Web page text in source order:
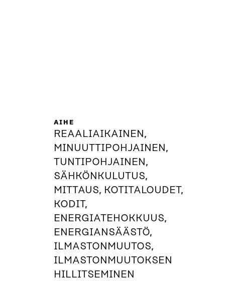
AIHE
REAALIAIKAINEN,
MINUUTTIPOHJAINEN,
TUNTIPOHJAINEN,
SÄHKÖNKULUTUS,
MITTAUS, KOTITALOUDET,
KODIT,
ENERGIATEHOKKUUS,
ENERGIANSÄÄSTÖ,
ILMASTONMUUTOS,
ILMASTONMUUTOKSEN
HILLITSEMINEN